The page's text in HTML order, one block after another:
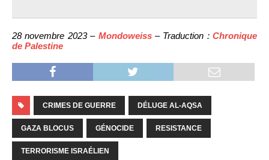
28 novembre 2023 – Mondoweiss– Traduction : Chronique
de Palestine
CRIMES DE GUERRE DÉLUGE AL-AQSA
GAZA BLOCUS GÉNOCIDE RESISTANCE
TERRORISME ISRAÉLIEN